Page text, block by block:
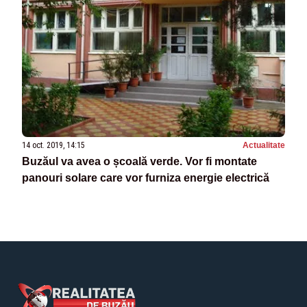
14 oct. 2019, 14:15 Actualitate
Buzăul va avea o școală verde. Vor fi montate
panouri solare care vor furniza energie electrică